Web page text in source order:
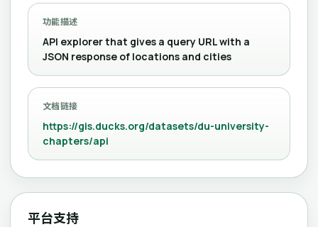
功能描述
API explorer that gives a query URL with a
JSON response of locations and cities
文档链接
https://gis.ducks.org/datasets/du-university-
chapters/api
平台支持